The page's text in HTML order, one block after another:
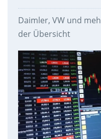
Daimler, VW und
der Übersicht